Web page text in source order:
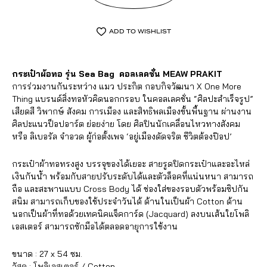
ADD TO WISHLIST
กระเป๋าผ้อทอ รุ่น Sea Bag คอลเลคชั่น MEAW PRAKIT
การร่วมงานกันระหว่าง แมว ประกิต กอบกิจวัฒนา X One More
Thing แบรนด์สิ่งทอหัวคิดนอกกรอบ ในคอลเลคชั่น “ศิลปะสำเร็จรูป”
เสียดสี วิพากษ์ สังคม การเมือง และสิทธิพลเมืองขั้นพื้นฐาน ผ่านงาน
ศิลปะแนวป็อปอาร์ต ย่อยง่าย โดย ศิลปินนักเคลื่อนไหวทางสังคม
หรือ ลิเบอรัล จำอวด ผู้ก่อตั้งเพจ ‘อยู่เมืองดัดจริต ชีวิตต้องป๊อป’
กระเป๋าผ้าทอทรงสูง บรรจุของได้เยอะ สายรูดปิดกระเป๋าและอะไหล่
เงินกันน้ำ พร้อมกับสายปรับระดับได้และตัวล็อคที่แน่นหนา สามารถ
ถือ และสะพานแบบ Cross Body ได้ ช่องใส่ของรอบตัวพร้อมซิปกัน
สนิม สามารถเก็บของใช้ประจำวันได้ ด้านในเป็นผ้า Cotton ด้าน
นอกเป็นผ้าที่ทอด้วยเทคนิคแจ็คการ์ด (Jacquard) ลงบนเส้นใยโพลิ
เอสเตอร์ สามารถซักมือได้ตลอดอายุการใช้งาน
ขนาด : 27 x 54 ซม.